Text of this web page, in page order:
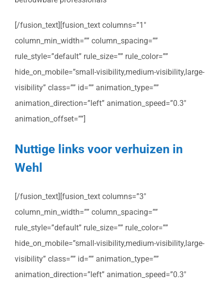
[/fusion_text][fusion_text columns=”1″
column_min_width=”” column_spacing=””
rule_style=”default” rule_size=”” rule_color=””
hide_on_mobile=”small-visibility,medium-visibility,large-
visibility” class=”” id=”” animation_type=””
animation_direction=”left” animation_speed=”0.3″
animation_offset=””]
Nuttige links voor verhuizen in
Wehl
[/fusion_text][fusion_text columns=”3″
column_min_width=”” column_spacing=””
rule_style=”default” rule_size=”” rule_color=””
hide_on_mobile=”small-visibility,medium-visibility,large-
visibility” class=”” id=”” animation_type=””
animation_direction=”left” animation_speed=”0.3″